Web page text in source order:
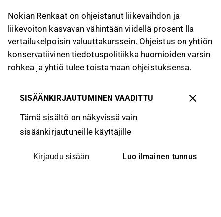
Nokian Renkaat on ohjeistanut liikevaihdon ja
liikevoiton kasvavan vähintään viidellä prosentilla
vertailukelpoisin valuuttakurssein. Ohjeistus on yhtiön
konservatiivinen tiedotuspolitiikka huomioiden varsin
rohkea ja yhtiö tulee toistamaan ohjeistuksensa.
SISÄÄNKIRJAUTUMINEN VAADITTU
Tämä sisältö on näkyvissä vain
sisäänkirjautuneille käyttäjille
Kirjaudu sisään Luo ilmainen tunnus